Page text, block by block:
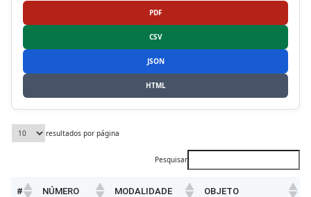
PDF
CSV
JSON
HTML
resultados por página
Pesquisar
# NÚMERO MODALIDADE OBJETO